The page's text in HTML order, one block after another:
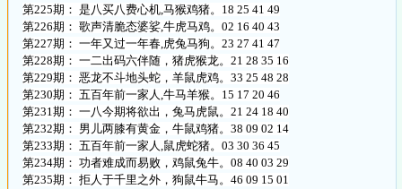
第225期： 是八买八费心机,马猴鸡猪。18 25 41 49
第226期： 歌声清脆态婆娑,牛虎马鸡。02 16 40 43
第227期： 一年又过一年春,虎兔马狗。23 27 41 47
第228期： 一二出码六伴随，猪虎猴龙。21 28 35 16
第229期： 恶龙不斗地头蛇，羊鼠虎鸡。33 25 48 28
第230期： 五百年前一家人,牛马羊猴。15 17 20 46
第231期： 一八今期将欲出，兔马虎鼠。21 24 18 40
第232期： 男儿两膝有黄金，牛鼠鸡猪。38 09 02 14
第233期： 五百年前一家人,鼠虎蛇猪。03 30 36 45
第234期： 功者难成而易败，鸡鼠兔牛。08 40 03 29
第235期： 拒人于千里之外，狗鼠牛马。46 09 15 01